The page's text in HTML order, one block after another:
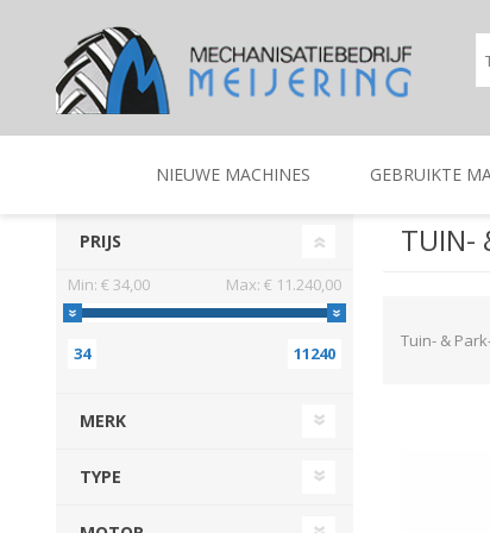
NIEUWE MACHINES
BEREGENINGSTECHNIEK
GEBRUIKTE
TRACTOREN
TUIN-
Tuin- &
PRIJS
Min: € 34,00 Max: € 11.240,00
34 11240
MERK
TYPE